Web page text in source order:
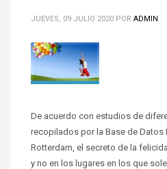
JUEVES, 09 JULIO 2020 POR ADMIN
De acuerdo con estudios de
recopilados por la Base de Datos
Rotterdam, el secreto de la
y no en los lugares en los que